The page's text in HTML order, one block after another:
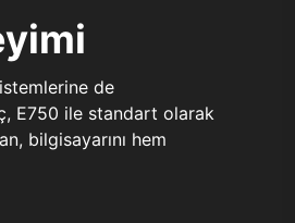
de
E750 ile standart olarak
bilgisayarını hem